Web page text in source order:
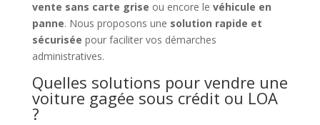
vente sans carte grise ou encore le véhicule en
panne. Nous proposons une solution rapide et
sécurisée pour faciliter vos démarches
administratives.
Quelles solutions pour vendre une
voiture gagée sous crédit ou LOA
?